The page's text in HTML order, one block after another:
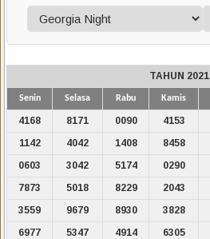
TAHUN 2021
Senin Selasa Rabu Kamis
4168 8171 0090 4153
1142
4042 1408 8458
0603
3042 5174 0290
7873
5018 8229 2043
3559
9679 8930 3828
6977
5347 4914 6305